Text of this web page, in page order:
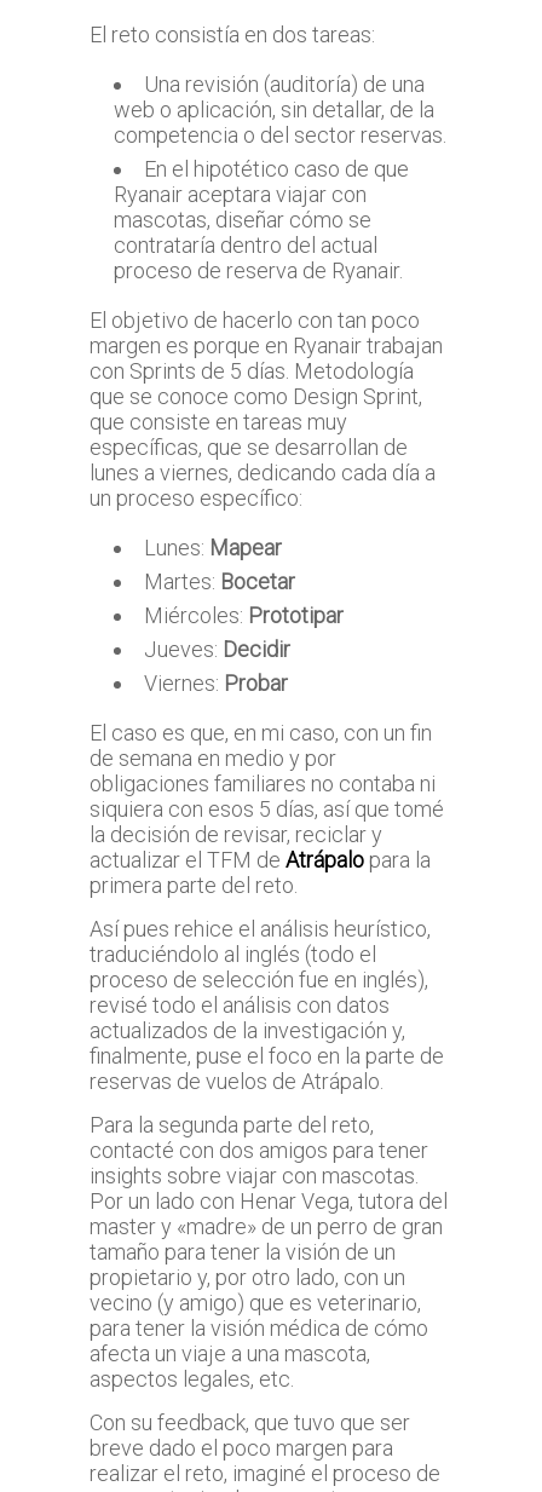
El reto consistía en dos tareas:
Una revisión (auditoría) de una
web o aplicación, sin detallar, de la
competencia o del sector reservas.
En el hipotético caso de que
Ryanair aceptara viajar con
mascotas, diseñar cómo se
contrataría dentro del actual
proceso de reserva de Ryanair.
El objetivo de hacerlo con tan poco
margen es porque en Ryanair trabajan
con Sprints de 5 días. Metodología
que se conoce como Design Sprint,
que consiste en tareas muy
específicas, que se desarrollan de
lunes a viernes, dedicando cada día a
un proceso específico:
Lunes: Mapear
Martes: Bocetar
Miércoles: Prototipar
Jueves: Decidir
Viernes: Probar
El caso es que, en mi caso, con un fin
de semana en medio y por
obligaciones familiares no contaba ni
siquiera con esos 5 días, así que tomé
la decisión de revisar, reciclar y
actualizar el TFM de Atrápalopara la
primera parte del reto.
Así pues rehice el análisis heurístico,
traduciéndolo al inglés (todo el
proceso de selección fue en inglés),
revisé todo el análisis con datos
actualizados de la investigación y,
finalmente, puse el foco en la parte de
reservas de vuelos de Atrápalo.
Para la segunda parte del reto,
contacté con dos amigos para tener
insights sobre viajar con mascotas.
Por un lado con Henar Vega, tutora del
master y «madre» de un perro de gran
tamaño para tener la visión de un
propietario y, por otro lado, con un
vecino (y amigo) que es veterinario,
para tener la visión médica de cómo
afecta un viaje a una mascota,
aspectos legales, etc.
Con su feedback, que tuvo que ser
breve dado el poco margen para
realizar el reto, imaginé el proceso de